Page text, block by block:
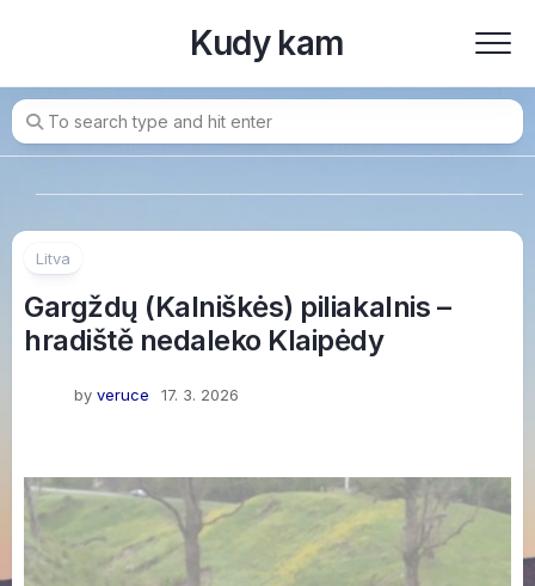
Kudy kam
Litva
Gargždų (Kalniškės) piliakalnis –
hradiště nedaleko Klaipėdy
by veruce 17. 3. 2026